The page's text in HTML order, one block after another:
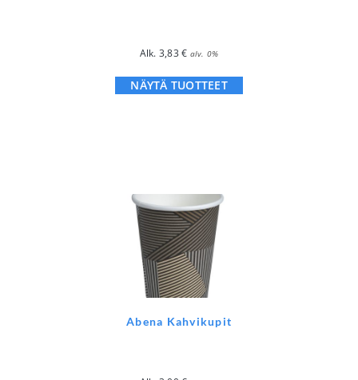
Alk. 3,83€ alv. 0%
NÄYTÄ TUOTTEET
Abena Kahvikupit